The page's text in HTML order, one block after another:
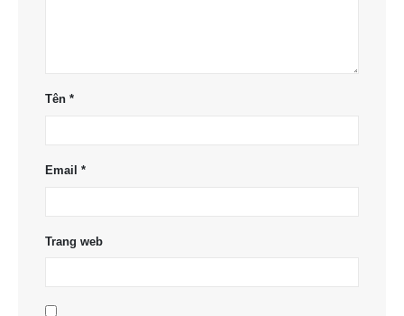
Tên *
Email *
Trang web